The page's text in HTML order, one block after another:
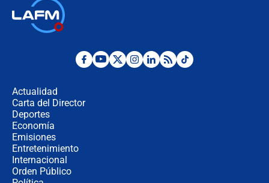
¿Por qué De la Espriella gobernará
Actualidad
Carta del Director
Deportes
Economía
Emisiones
Entretenimiento
Internacional
Orden Público